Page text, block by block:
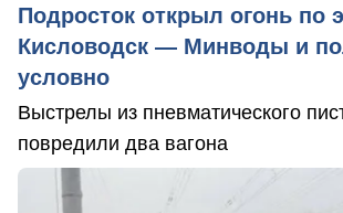
Подросток открыл огонь по
Кисловодск — Минводы и
условно
Выстрелы из пневматического
повредили два вагона